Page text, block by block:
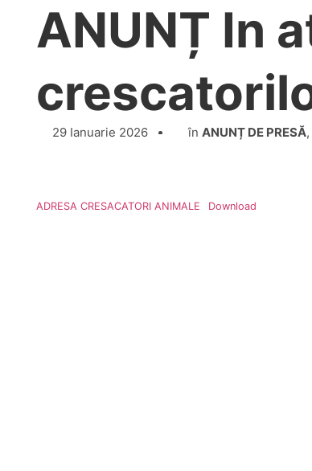
ANUNȚ In
29 Ianuarie 2026 în ANUNȚ DE PRESĂ,
ADRESA CRESACATORI ANIMALE Download